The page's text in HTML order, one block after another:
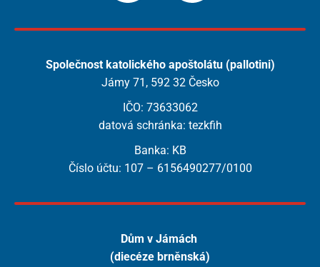
Společnost katolického apoštolátu (pallotini)
Jámy 71, 592 32 Česko
IČO: 73633062
datová schránka: tezkfih
Banka: KB
Číslo účtu: 107 – 6156490277/0100
Dům v Jámách
(diecéze brněnská)